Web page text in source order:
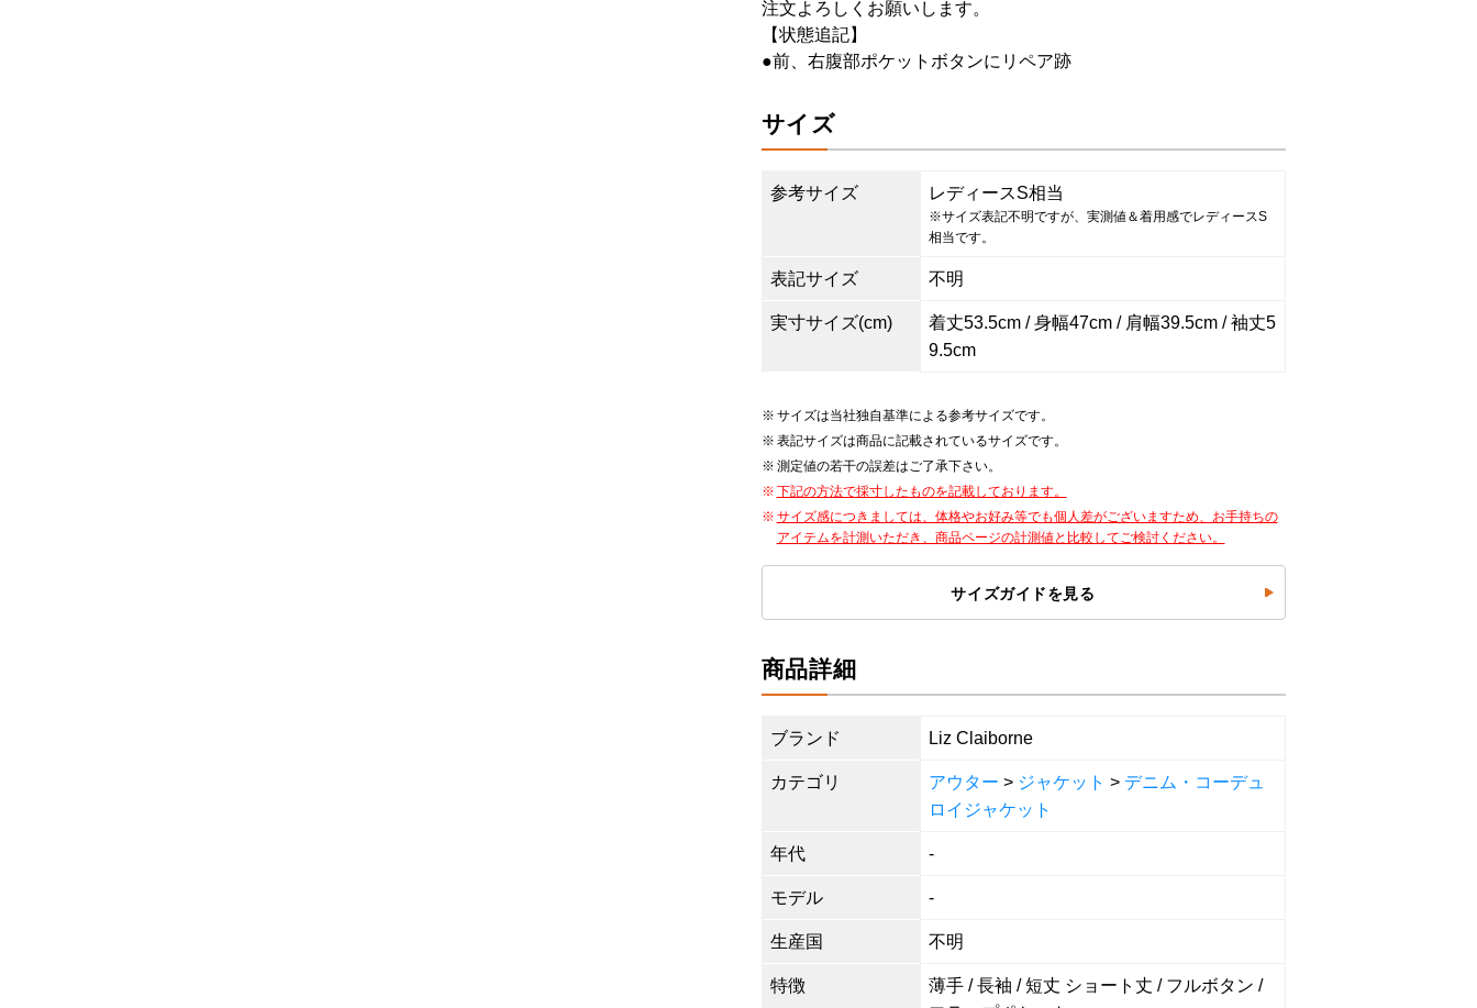
注文よろしくお願いします。
【状態追記】
●前、右腹部ポケットボタンにリペア跡
サイズ
参考サイズ レディースS相当
※サイズ表記不明ですが、実測値＆着用感でレディースS
相当です。
表記サイズ 不明
実寸サイズ(cm)
着丈53.5cm / 身幅47cm / 肩幅39.5cm / 袖丈5
9.5cm
サイズは当社独自基準による参考サイズです。
表記サイズは商品に記載されているサイズです。
測定値の若干の誤差はご了承下さい。
下記の方法で採寸したものを記載しております。
サイズ感につきましては、体格やお好み等でも個人差がございますため、お手持ちの
アイテムを計測いただき、商品ページの計測値と比較してご検討ください。
サイズガイドを見る
商品詳細
ブランド Liz Claiborne
カテゴリ アウター > ジャケット > デニム・コーデュ
ロイジャケット
年代 -
モデル -
生産国 不明
特徴
薄手 / 長袖 / 短丈 ショート丈 / フルボタン /